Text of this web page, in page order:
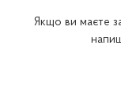
Якщо ви маєте